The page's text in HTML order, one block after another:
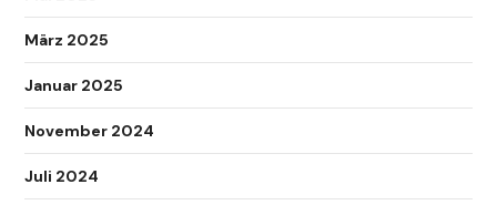
März 2025
Januar 2025
November 2024
Juli 2024